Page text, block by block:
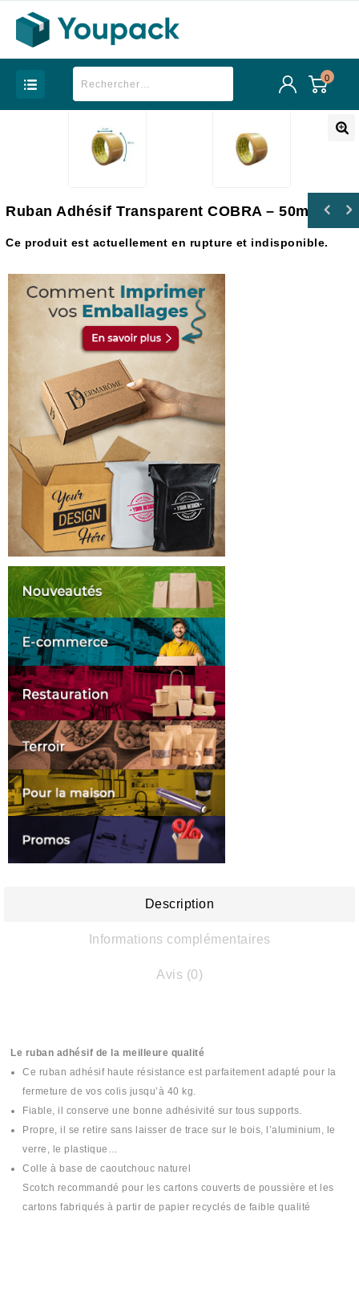
0
Ruban Adhésif Transparent COBRA – 50m
Ce produit est actuellement en rupture et indisponible.
Description
Informations complémentaires
Avis (0)
Le ruban adhésif de la meilleure qualité
Ce ruban adhésif haute résistance est parfaitement adapté pour la
fermeture de vos colis jusqu’à 40 kg.
Fiable, il conserve une bonne adhésivité sur tous supports.
Propre, il se retire sans laisser de trace sur le bois, l’aluminium, le
verre, le plastique…
Colle à base de caoutchouc naturel
Scotch recommandé pour les cartons couverts de poussière et les
cartons fabriqués à partir de papier recyclés de faible qualité